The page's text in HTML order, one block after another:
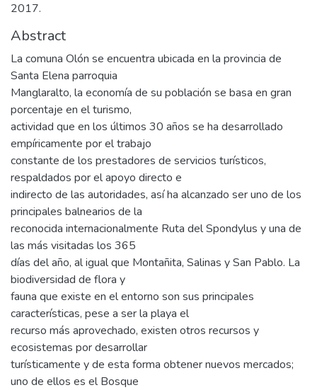
2017.
Abstract
La comuna Olón se encuentra ubicada en la provincia de
Santa Elena parroquia
Manglaralto, la economía de su población se basa en gran
porcentaje en el turismo,
actividad que en los últimos 30 años se ha desarrollado
empíricamente por el trabajo
constante de los prestadores de servicios turísticos,
respaldados por el apoyo directo e
indirecto de las autoridades, así ha alcanzado ser uno de los
principales balnearios de la
reconocida internacionalmente Ruta del Spondylus y una de
las más visitadas los 365
días del año, al igual que Montañita, Salinas y San Pablo. La
biodiversidad de flora y
fauna que existe en el entorno son sus principales
características, pese a ser la playa el
recurso más aprovechado, existen otros recursos y
ecosistemas por desarrollar
turísticamente y de esta forma obtener nuevos mercados;
uno de ellos es el Bosque